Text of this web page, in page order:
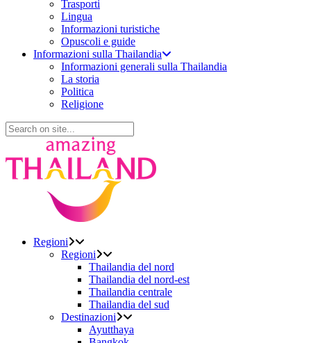
Trasporti
Lingua
Informazioni turistiche
Opuscoli e guide
Informazioni sulla Thailandia
Informazioni generali sulla Thailandia
La storia
Politica
Religione
Regioni
Regioni
Thailandia del nord
Thailandia del nord-est
Thailandia centrale
Thailandia del sud
Destinazioni
Ayutthaya